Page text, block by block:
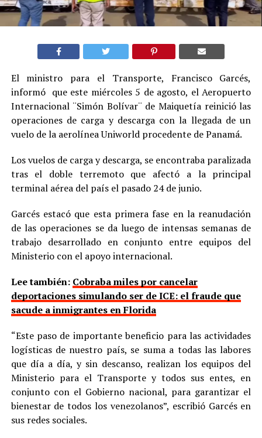
El ministro para el Transporte, Francisco Garcés,
informó que este miércoles 5 de agosto, el Aeropuerto
Internacional ¨Simón Bolívar¨ de Maiquetía reinició las
operaciones de carga y descarga con la llegada de un
vuelo de la aerolínea Uniworld procedente de Panamá.
Los vuelos de carga y descarga, se encontraba paralizada
tras el doble terremoto que afectó a la principal
terminal aérea del país el pasado 24 de junio.
Garcés estacó que esta primera fase en la reanudación
de las operaciones se da luego de intensas semanas de
trabajo desarrollado en conjunto entre equipos del
Ministerio con el apoyo internacional.
Lee también: Cobraba miles por cancelar
deportaciones simulando ser de ICE: el fraude que
sacude a inmigrantes en Florida
“Este paso de importante beneficio para las actividades
logísticas de nuestro país, se suma a todas las labores
que día a día, y sin descanso, realizan los equipos del
Ministerio para el Transporte y todos sus entes, en
conjunto con el Gobierno nacional, para garantizar el
bienestar de todos los venezolanos”, escribió Garcés en
sus redes sociales.